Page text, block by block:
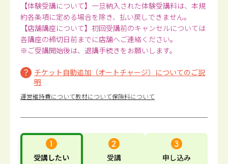
【体験受講について】一旦納入された体験受講料は、本規
約各条項に定める場合を除き、払い戻しできません。
【店舗講座について】初回受講前のキャンセルについては
各講座の締切日前までに店舗へご連絡ください。
※ご受講開始後は、退講手続きをお願いします。
チケット自動追加（オートチャージ）についてのご説
明
運営維持費について教材について保険料について
受講したい
受講
申し込み